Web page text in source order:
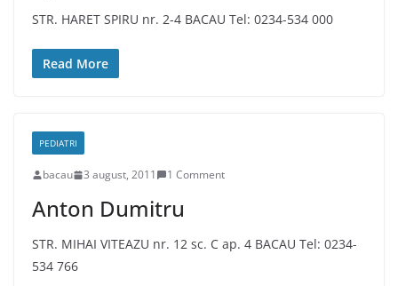
STR. HARET SPIRU nr. 2-4 BACAU Tel: 0234-534 000
Read More
PEDIATRI
bacau 3 august, 2011 1 Comment
Anton Dumitru
STR. MIHAI VITEAZU nr. 12 sc. C ap. 4 BACAU Tel: 0234-
534 766